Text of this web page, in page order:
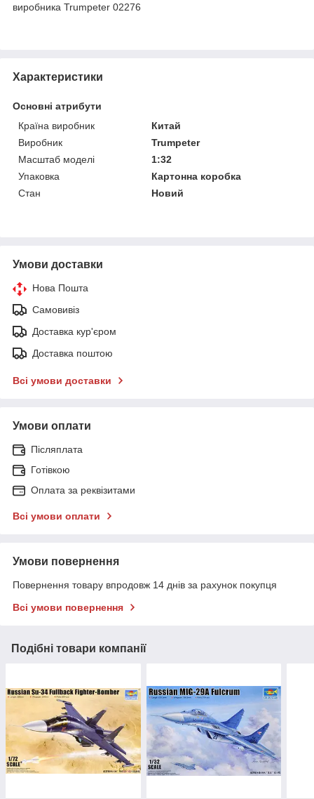
виробника Trumpeter 02276
Характеристики
Основні атрибути
Країна виробник
Китай
Виробник
Trumpeter
Масштаб моделі
1:32
Упаковка
Картонна коробка
Стан
Новий
Умови доставки
Нова Пошта
Самовивіз
Доставка кур'єром
Доставка поштою
Всі умови доставки
Умови оплати
Післяплата
Готівкою
Оплата за реквізитами
Всі умови оплати
Умови повернення
Повернення товару впродовж 14 днів за рахунок покупця
Всі умови повернення
Подібні товари компанії